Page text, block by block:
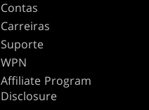
Contas
Carreiras
Suporte
WPN
Affiliate Program
Disclosure